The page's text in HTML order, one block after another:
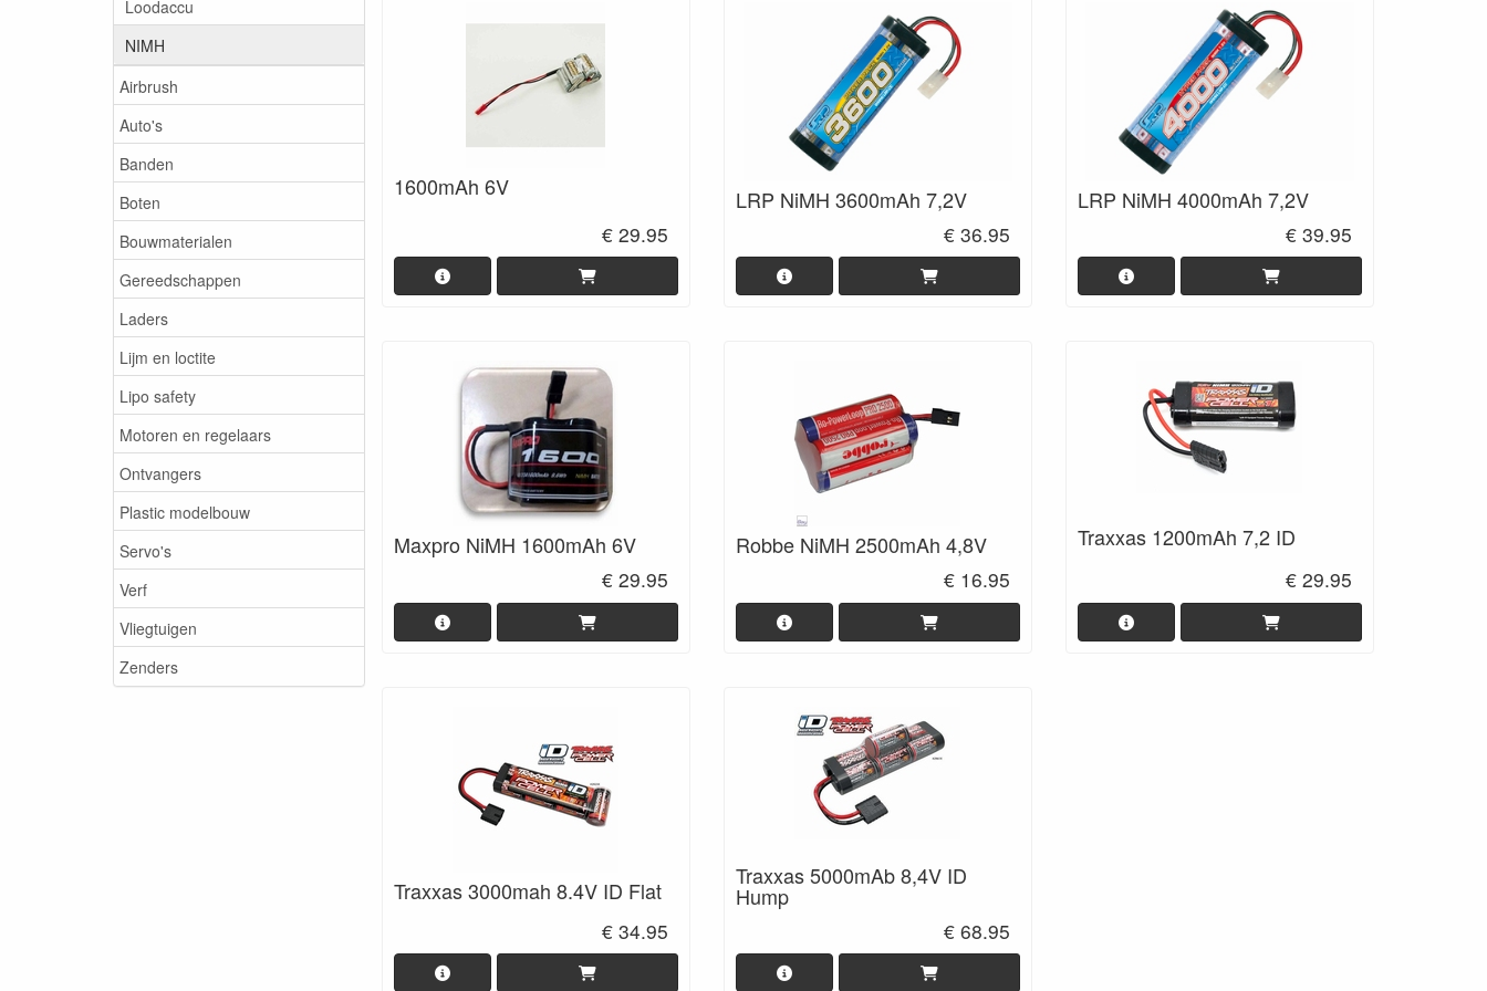
Loodaccu
NIMH
Airbrush
Auto's
Banden
Boten
Bouwmaterialen
Gereedschappen
Laders
Lijm en loctite
Lipo safety
Motoren en regelaars
Ontvangers
Plastic modelbouw
Servo's
Verf
Vliegtuigen
Zenders
1600mAh 6V
€ 29.95
LRP NiMH 3600mAh 7,2V
€ 36.95
LRP NiMH 4000mAh 7,2V
€ 39.95
Maxpro NiMH 1600mAh 6V
€ 29.95
Robbe NiMH 2500mAh 4,8V
€ 16.95
Traxxas 1200mAh 7,2 ID
€ 29.95
Traxxas 3000mah 8.4V ID Flat
€ 34.95
Traxxas 5000mAb 8,4V ID
Hump
€ 68.95